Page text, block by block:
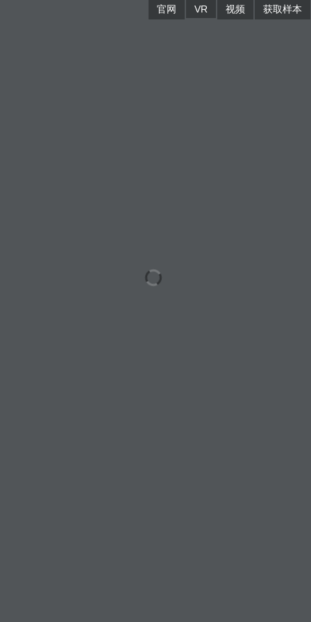
官网 VR 视频 获取样本